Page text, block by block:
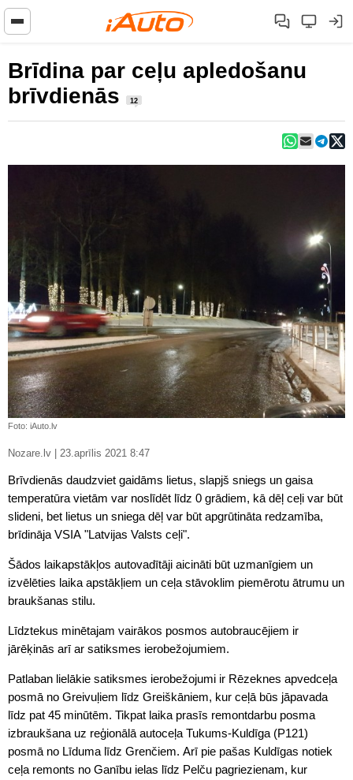
Brīdina par ceļu apledošanu
brīvdienās
12
Foto: iAuto.lv
Nozare.lv | 23.aprīlis 2021 8:47
Brīvdienās daudzviet gaidāms lietus, slapjš sniegs un gaisa
temperatūra vietām var noslīdēt līdz 0 grādiem, kā dēļ ceļi var būt
slideni, bet lietus un sniega dēļ var būt apgrūtināta redzamība,
brīdināja VSIA "Latvijas Valsts ceļi".
Šādos laikapstākļos autovadītāji aicināti būt uzmanīgiem un
izvēlēties laika apstākļiem un ceļa stāvoklim piemērotu ātrumu un
braukšanas stilu.
Līdztekus minētajam vairākos posmos autobraucējiem ir
jārēķinās arī ar satiksmes ierobežojumiem.
Patlaban lielākie satiksmes ierobežojumi ir Rēzeknes apvedceļa
posmā no Greivuļiem līdz Greiškāniem, kur ceļā būs jāpavada
līdz pat 45 minūtēm. Tikpat laika prasīs remontdarbu posma
izbraukšana uz reģionālā autoceļa Tukums-Kuldīga (P121)
posmā no Līduma līdz Grenčiem. Arī pie pašas Kuldīgas notiek
ceļa remonts no Ganību ielas līdz Pelču pagriezienam, kur